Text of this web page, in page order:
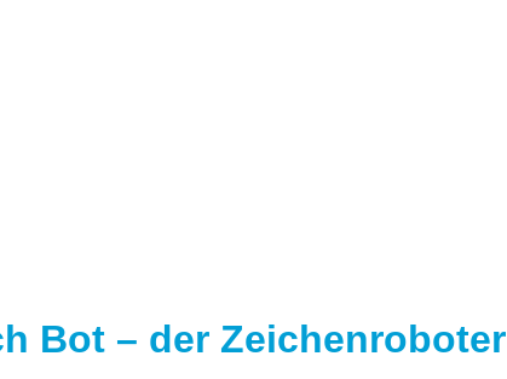
Bot – der Zeichenroboter